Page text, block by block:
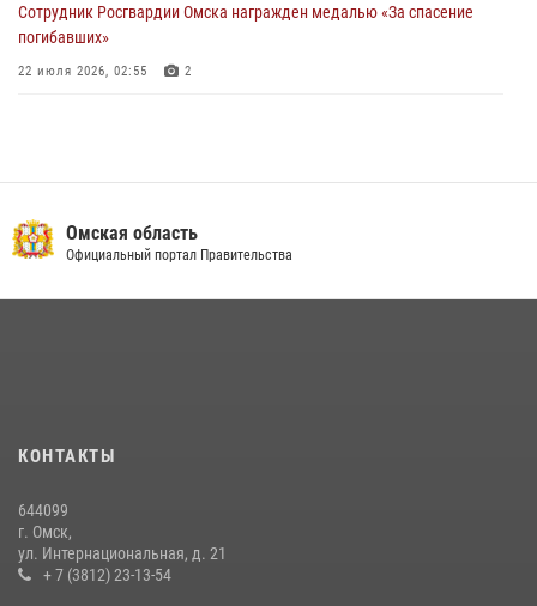
Сотрудник Росгвардии Омска награжден медалью «За спасение
погибавших»
22 июля 2026, 02:55 2
Росгвардейцы приняли участие в крестном ходе в День крещения
Руси в Омске
области
Cотрудники ОМОН "Штурм" Росгвардии отработали навыки
пилотирования БПЛА в Омске
Омская область
Официальный портал Правительства
КОНТАКТЫ
644099
г. Омск,
ул. Интернациональная, д. 21
+ 7 (3812) 23-13-54